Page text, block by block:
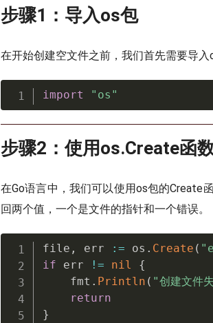
步骤1：导入os包
在开始创建空文件之前，我们首先需要导
import "os"
步骤2：使用os.Create函
在Go语言中，我们可以使用os包的Create
回两个值，一个是文件的指针和一个错误。
file , err := os . Create (
if err != nil
{
    fmt
. Println ( "创建文件
return
}